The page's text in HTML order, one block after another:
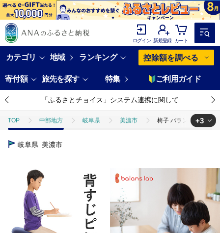
ログイン 新規登録 カート
カテゴリ 地域 ランキング 控除額を調べる
寄付額 旅先を探す 特集 ご利用ガイド
「ふるさとチョイス」システム連携に関して
TOP 中部地方 岐阜県 美濃市 椅子 バランスイージー
TOP
日用品・雑貨 ほかの雑貨・日用品
+3
岐阜県 美濃市